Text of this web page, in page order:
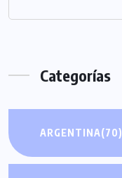
Categorías
ARGENTINA(70)